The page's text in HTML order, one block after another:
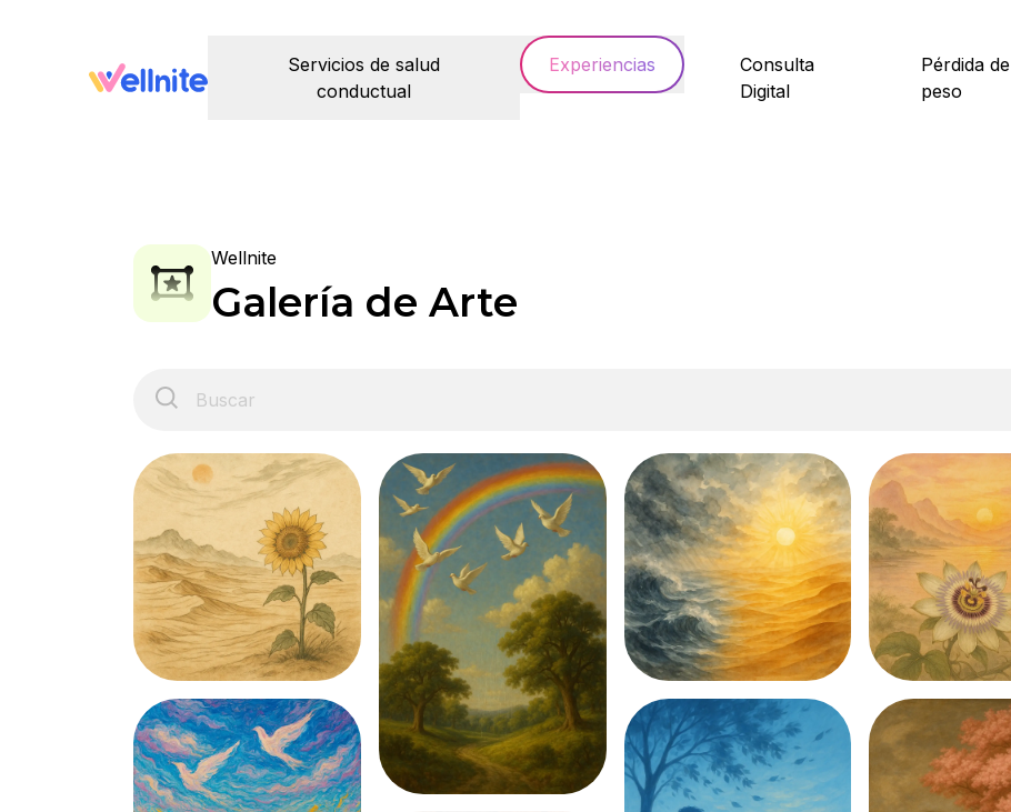
Servicios de salud
conductual
Experiencias
Consulta
Digital
Pérdida de
peso
Wellnite
Galería de Arte